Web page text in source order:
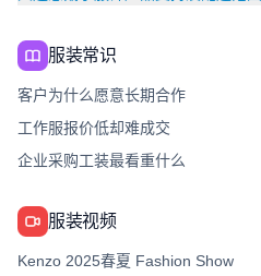
服装常识
客户为什么愿意长期合作
工作服报价低却难成交
企业采购工装最看重什么
服装视频
Kenzo 2025春夏 Fashion Show